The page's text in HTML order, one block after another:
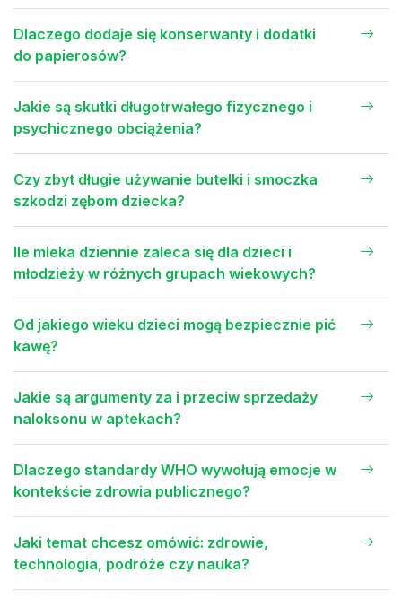
Dlaczego dodaje się konserwanty i dodatki
do papierosów?
Jakie są skutki długotrwałego fizycznego i
psychicznego obciążenia?
Czy zbyt długie używanie butelki i smoczka
szkodzi zębom dziecka?
Ile mleka dziennie zaleca się dla dzieci i
młodzieży w różnych grupach wiekowych?
Od jakiego wieku dzieci mogą bezpiecznie pić
kawę?
Jakie są argumenty za i przeciw sprzedaży
naloksonu w aptekach?
Dlaczego standardy WHO wywołują emocje w
kontekście zdrowia publicznego?
Jaki temat chcesz omówić: zdrowie,
technologia, podróże czy nauka?